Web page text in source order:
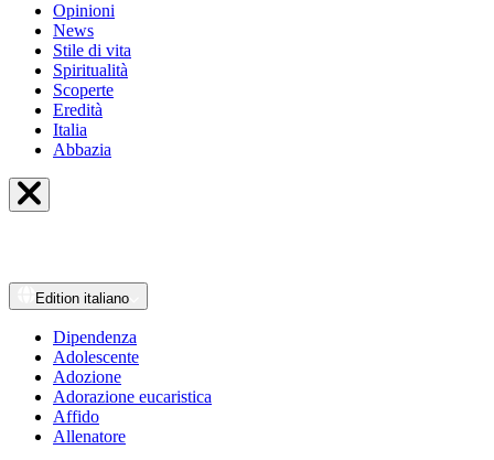
Opinioni
News
Stile di vita
Spiritualità
Scoperte
Eredità
Italia
Abbazia
Edition italiano
Dipendenza
Adolescente
Adozione
Adorazione eucaristica
Affido
Allenatore